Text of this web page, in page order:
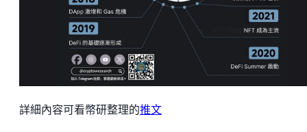
詳細內容可看幣研整理的推文